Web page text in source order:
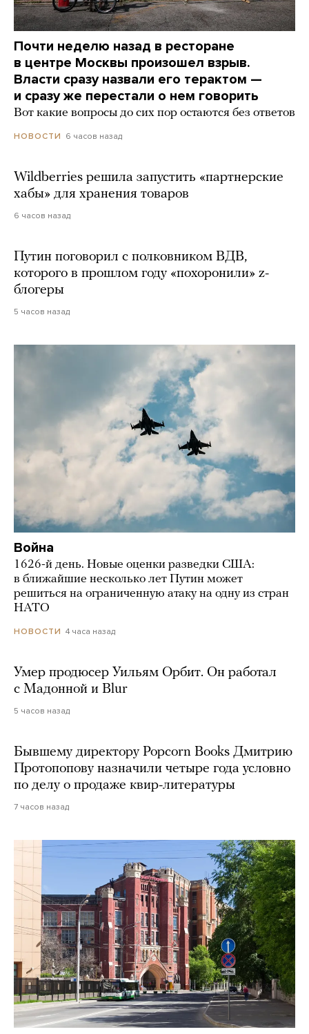
Почти неделю назад в ресторане
в центре Москвы произошел взрыв.
Власти сразу назвали его терактом —
и сразу же перестали о нем говорить
Вот какие вопросы до сих пор остаются без ответов
НОВОСТИ 6 часов назад
Wildberries решила запустить «партнерские
хабы» для хранения товаров
6 часов назад
Путин поговорил с полковником ВДВ,
которого в прошлом году «похоронили» z-
блогеры
5 часов назад
Война
1626-й день. Новые оценки разведки США:
в ближайшие несколько лет Путин может
решиться на ограниченную атаку на одну из стран
НАТО
НОВОСТИ 4 часа назад
Умер продюсер Уильям Орбит. Он работал
с Мадонной и Blur
5 часов назад
Бывшему директору Popcorn Books Дмитрию
Протопопову назначили четыре года условно
по делу о продаже квир-литературы
7 часов назад